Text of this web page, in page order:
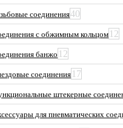
соединения40
с обжимным кольцом 12
банжо 12
соединения 17
штекерные
для пневматических